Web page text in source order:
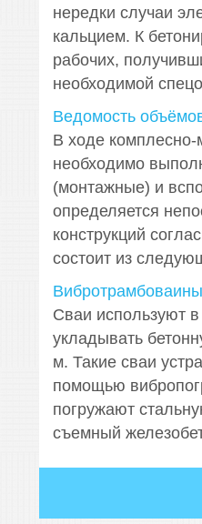
нередки случаи
кальцием. К
рабочих,
необходимой
Ведомость
В ходе комплесно-
необходимо
(монтажные) и
определяется
конструкций
состоит из
Сваи используют
укладывать
м. Такие сваи
помощью
погружают
съемный